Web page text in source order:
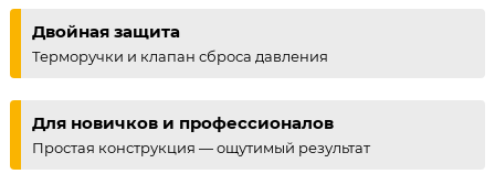
Двойная защита
Терморучки и клапан сброса давления
Для новичков и профессионалов
Простая конструкция — ощутимый результат